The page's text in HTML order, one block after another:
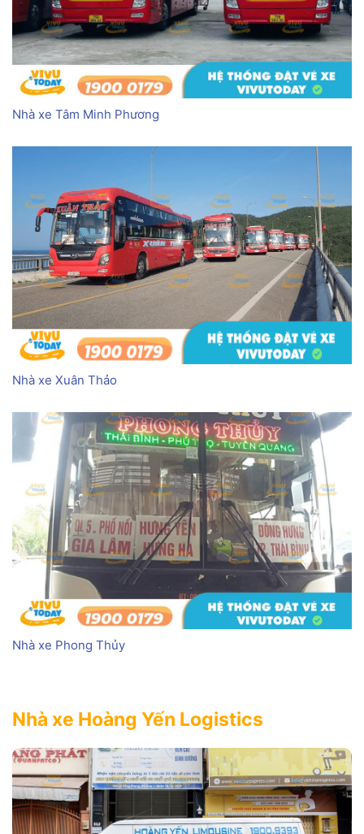
Nhà xe Hoàng Yến Logistics
Nhà xe Tâm Minh Phương
Nhà xe Xuân Thảo
Nhà xe Phong Thủy